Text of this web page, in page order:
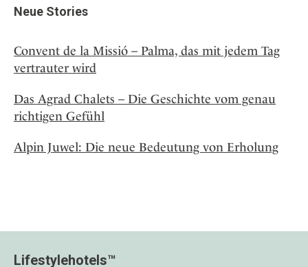
Neue Stories
Convent de la Missió – Palma, das mit jedem Tag
vertrauter wird
Das Agrad Chalets – Die Geschichte vom genau
richtigen Gefühl
Alpin Juwel: Die neue Bedeutung von Erholung
Lifestylehotels™